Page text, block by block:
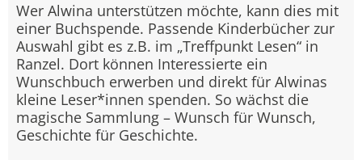
Wer Alwina unterstützen möchte, kann dies mit
einer Buchspende. Passende Kinderbücher zur
Auswahl gibt es z.B. im „Treffpunkt Lesen“ in
Ranzel. Dort können Interessierte ein
Wunschbuch erwerben und direkt für Alwinas
kleine Leser*innen spenden. So wächst die
magische Sammlung – Wunsch für Wunsch,
Geschichte für Geschichte.